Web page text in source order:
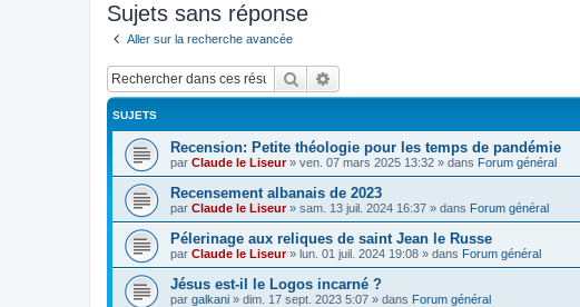
Sujets sans réponse
Aller sur la recherche avancée
Rechercher
SUJETS
Recension: Petite théologie pour les temps de pandémie
par Claude le Liseur» ven. 07 mars 2025 13:32 » dans Forum général
Recensement albanais de 2023
par Claude le Liseur» sam. 13 juil. 2024 16:37 » dans Forum général
Pélerinage aux reliques de saint Jean le Russe
par Claude le Liseur» lun. 01 juil. 2024 19:08 » dans Forum général
Jésus est-il le Logos incarné ?
par galkani » dim. 17 sept. 2023 5:07 » dans Forum général